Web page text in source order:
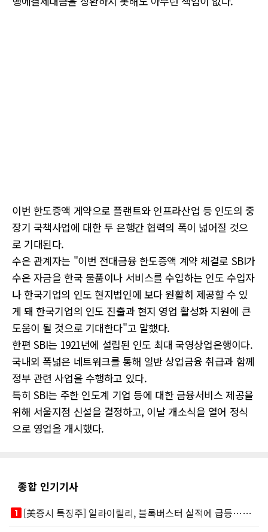
이번 한도증액 게약으로 플랜트와 인프라산업 등 인도의 중
장기 국책사업에 대한 두 은행간 협력의 폭이 넓어질 것으
로 기대된다.
수은 관계자는 "이번 전대금융 한도증액 계약 체결로 SBI가
수은 자금을 한국 물품이나 서비스를 수입하는 인도 수입자
나 한국기업의 인도 현지법인에 보다 원활히 제공할 수 있
게 돼 한국기업의 인도 진출과 현지 영업 활성화 지원에 큰
도움이 될 것으로 기대한다"고 말했다.
한편 SBI는 1921년에 설립된 인도 최대 국영상업은행이다.
국내외 폭넓은 네트워크를 통해 일반 상업금융 취급과 함께
정부 관련 사업을 수행하고 있다.
특히 SBI는 주한 인도계 기업 등에 대한 금융서비스 제공을
위해 서울지점 신설을 결정하고, 이날 개소식을 열어 정식
으로 영업을 개시했다.
종합 인기기사
looks_one
[美증시 특징주] 일라이릴리, 블록버스터 실적에 급등…마운자로 매출 폭발